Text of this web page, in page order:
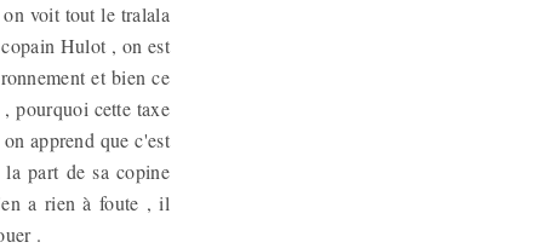
voit tout le tralala
Hulot , on est
et bien ce
pourquoi cette taxe
apprend que c'est
part de sa copine
a rien à foute , il
.